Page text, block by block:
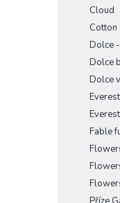
Cloud
Cotton
Dolce
Dolce
Dolce
Fable